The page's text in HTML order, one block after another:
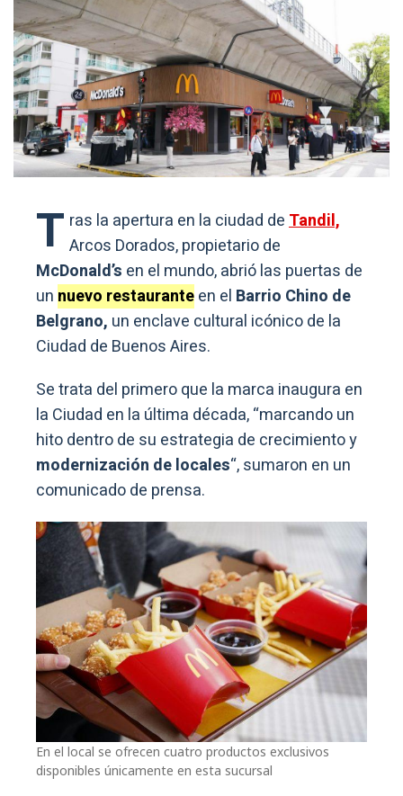
T ras la apertura en la ciudad deTandil,
Arcos Dorados, propietario de
McDonald’s en el mundo, abrió las puertas de
un nuevo restauranteen el Barrio Chino de
Belgrano, un enclave cultural icónico de la
Ciudad de Buenos Aires.
Se trata del primero que la marca inaugura en
la Ciudad en la última década, “marcando un
hito dentro de su estrategia de crecimiento y
modernización de locales“, sumaron en un
comunicado de prensa.
En el local se ofrecen cuatro productos exclusivos
disponibles únicamente en esta sucursal